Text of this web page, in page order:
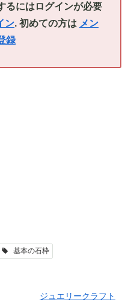
るにはログインが必要
ン. 初めての方は メン
録
基本の石枠
ジュエリークラフト